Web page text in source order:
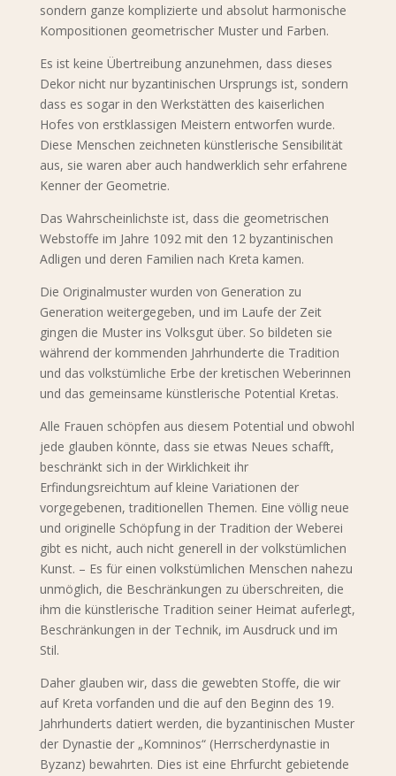
sondern ganze komplizierte und absolut harmonische
Kompositionen geometrischer Muster und Farben.
Es ist keine Übertreibung anzunehmen, dass dieses
Dekor nicht nur byzantinischen Ursprungs ist, sondern
dass es sogar in den Werkstätten des kaiserlichen
Hofes von erstklassigen Meistern entworfen wurde.
Diese Menschen zeichneten künstlerische Sensibilität
aus, sie waren aber auch handwerklich sehr erfahrene
Kenner der Geometrie.
Das Wahrscheinlichste ist, dass die geometrischen
Webstoffe im Jahre 1092 mit den 12 byzantinischen
Adligen und deren Familien nach Kreta kamen.
Die Originalmuster wurden von Generation zu
Generation weitergegeben, und im Laufe der Zeit
gingen die Muster ins Volksgut über. So bildeten sie
während der kommenden Jahrhunderte die Tradition
und das volkstümliche Erbe der kretischen Weberinnen
und das gemeinsame künstlerische Potential Kretas.
Alle Frauen schöpfen aus diesem Potential und obwohl
jede glauben könnte, dass sie etwas Neues schafft,
beschränkt sich in der Wirklichkeit ihr
Erfindungsreichtum auf kleine Variationen der
vorgegebenen, traditionellen Themen. Eine völlig neue
und originelle Schöpfung in der Tradition der Weberei
gibt es nicht, auch nicht generell in der volkstümlichen
Kunst. – Es für einen volkstümlichen Menschen nahezu
unmöglich, die Beschränkungen zu überschreiten, die
ihm die künstlerische Tradition seiner Heimat auferlegt,
Beschränkungen in der Technik, im Ausdruck und im
Stil.
Daher glauben wir, dass die gewebten Stoffe, die wir
auf Kreta vorfanden und die auf den Beginn des 19.
Jahrhunderts datiert werden, die byzantinischen Muster
der Dynastie der „Komninos“ (Herrscherdynastie in
Byzanz) bewahrten. Dies ist eine Ehrfurcht gebietende